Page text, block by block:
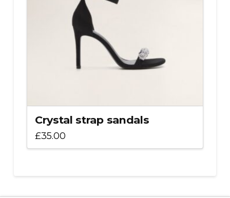
Crystal strap sandals
£35.00